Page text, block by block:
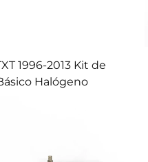
1996-2013 Kit de
Halógeno